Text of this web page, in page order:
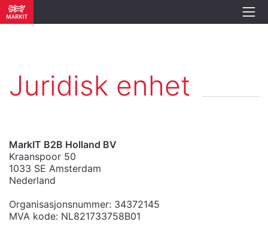
Juridisk enhet
MarkIT B2B Holland BV
Kraanspoor 50
1033 SE Amsterdam
Nederland
Organisasjonsnummer: 34372145
MVA kode: NL821733758B01